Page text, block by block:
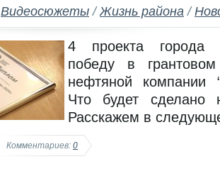
Видеосюжеты/Жизнь района /
4 проекта города
победу в грантовом
нефтяной компании
Что будет сделано
Расскажем в
Комментариев: 0